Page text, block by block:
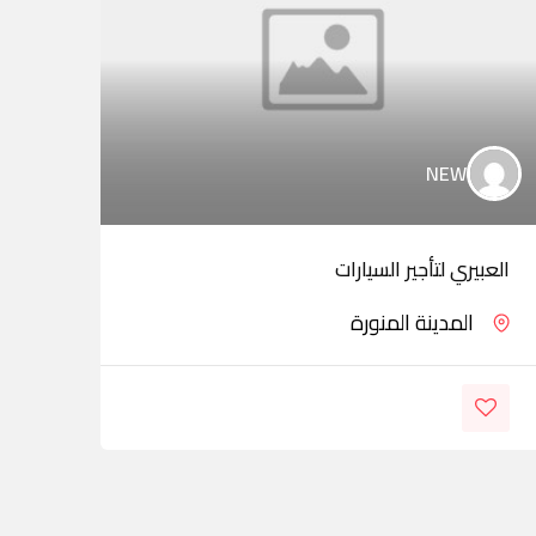
NEW
العبيري لتأجير السيارات
المدينة المنورة